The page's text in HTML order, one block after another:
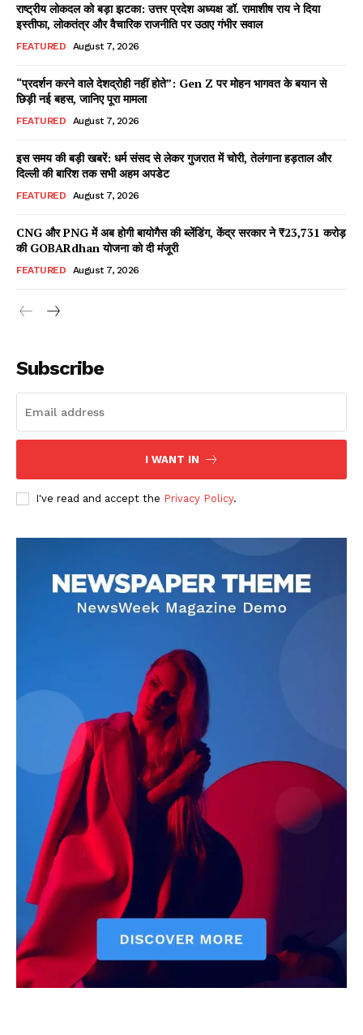
Facebook
X WhatsApp
Share
Read Latest News on AIN
NEWS 1 App
AIN NEWS 1
Contact Us
Privacy Policy
Terms of Use Agreement
Facebook
X WhatsApp
Share
राष्ट्रीय लोकदल को बड़ा झटका: उत्तर प्रदेश अध्यक्ष डॉ. रामाशीष राय ने दिया
इस्तीफा, लोकतंत्र और वैचारिक राजनीति पर उठाए गंभीर सवाल
FEATURED August 7, 2026
“प्रदर्शन करने वाले देशद्रोही नहीं होते”: Gen Z पर मोहन भागवत के बयान से
छिड़ी नई बहस, जानिए पूरा मामला
FEATURED August 7, 2026
इस समय की बड़ी खबरें: धर्म संसद से लेकर गुजरात में चोरी, तेलंगाना हड़ताल और
दिल्ली की बारिश तक सभी अहम अपडेट
FEATURED August 7, 2026
CNG और PNG में अब होगी बायोगैस की ब्लेंडिंग, केंद्र सरकार ने ₹23,731 करोड़
की GOBARdhan योजना को दी मंजूरी
FEATURED August 7, 2026
Subscribe
I WANT IN
I've read and accept the Privacy Policy.